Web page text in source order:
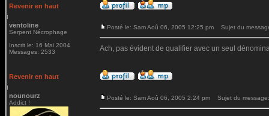
Revenir en haut
ventoline
Serpent Nécrophage
Inscrit le: 16 Mai 2004
Messages: 2533
Posté le: Sam Aoû 06, 2005 12:25 pm Sujet du
Ach, pas évident de qualifier avec un seul
Revenir en haut
nounourz
Addict !
Posté le: Sam Aoû 06, 2005 2:24 pm Sujet du message: